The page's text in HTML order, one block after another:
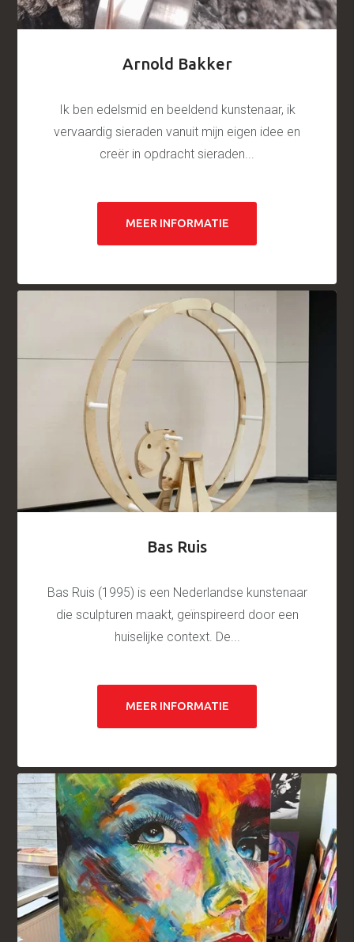
Arnold Bakker
Ik ben edelsmid en beeldend kunstenaar, ik
vervaardig sieraden vanuit mijn eigen idee en
creër in opdracht sieraden...
MEER INFORMATIE
Bas Ruis
Bas Ruis (1995) is een Nederlandse kunstenaar
die sculpturen maakt, geïnspireerd door een
huiselijke context. De...
MEER INFORMATIE